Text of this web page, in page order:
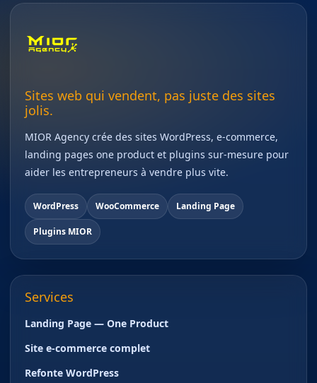
Sites web qui vendent, pas juste des sites
jolis.
MIOR Agency crée des sites WordPress, e-commerce,
landing pages one product et plugins sur-mesure pour
aider les entrepreneurs à vendre plus vite.
WordPress WooCommerce Landing Page
Plugins MIOR
Services
Landing Page — One Product
Site e-commerce complet
Refonte WordPress